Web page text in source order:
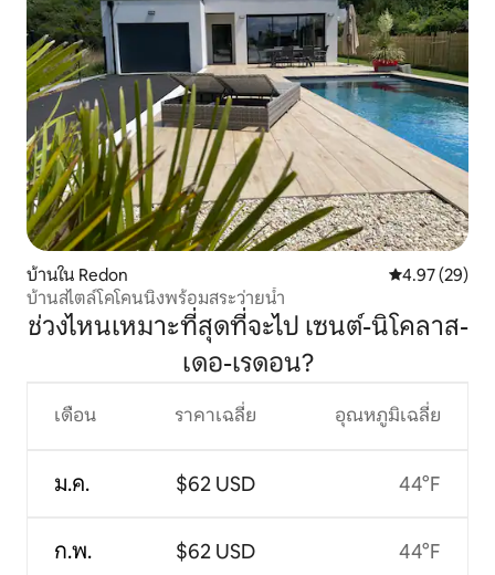
บ้านใน Redon คะแนนเฉลี่ย
4.97 (29)
บ้านสไตล์โคโคนนิงพร้อมสระว่ายน้ำ
ช่วงไหนเหมาะที่สุดที่จะไป เซนต์-นิโคลาส-
เดอ-เรดอน?
เดือน
ม.ค.
ก.พ.
ราคาเฉลี่ย
$62 USD
$62 USD
อุณหภูมิเฉลี่ย
44°F
44°F